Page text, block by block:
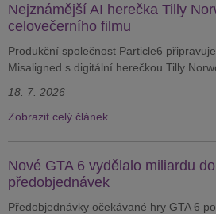
Nejznámější AI herečka Tilly
celovečerního filmu
Produkční společnost Particle6
Misaligned s digitální herečkou Tilly
18. 7. 2026
Zobrazit celý článek
Nové GTA 6 vydělalo miliardu
předobjednávek
Předobjednávky očekávané hry GTA 6